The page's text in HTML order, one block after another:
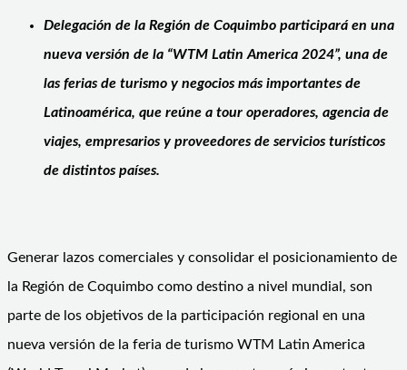
Delegación de la Región de Coquimbo participará en una
nueva versión de la “WTM Latin America 2024”, una de
las ferias de turismo y negocios más importantes de
Latinoamérica, que reúne a tour operadores, agencia de
viajes, empresarios y proveedores de servicios turísticos
de distintos países.
Generar lazos comerciales y consolidar el posicionamiento de
la Región de Coquimbo como destino a nivel mundial, son
parte de los objetivos de la participación regional en una
nueva versión de la feria de turismo WTM Latin America